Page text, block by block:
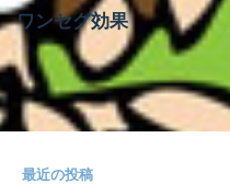
ワンセグ効果
最近の投稿